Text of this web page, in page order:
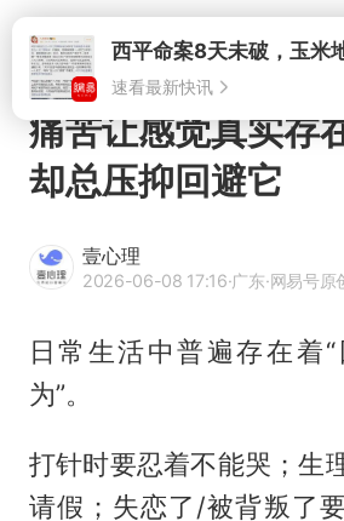
速看最新快讯
痛苦让感觉真实存
却总压抑回避它
壹心理
2026-06-08 17:16·广东·网易号原
日常生活中普遍存在着
为”。
打针时要忍着不能哭；生
请假；失恋了/被背叛了